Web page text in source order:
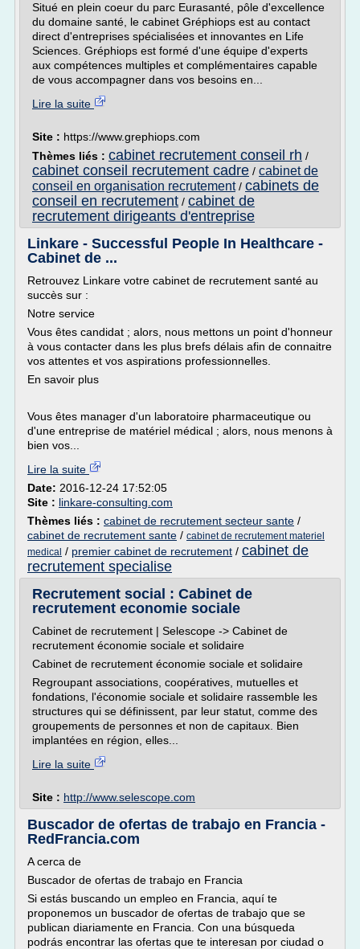
Situé en plein coeur du parc Eurasanté, pôle d'excellence
du domaine santé, le cabinet Gréphiops est au contact
direct d'entreprises spécialisées et innovantes en Life
Sciences. Gréphiops est formé d'une équipe d'experts
aux compétences multiples et complémentaires capable
de vous accompagner dans vos besoins en...
Lire la suite
Site : https://www.grephiops.com
Thèmes liés : cabinet recrutement conseil rh /
cabinet conseil recrutement cadre / cabinet de
conseil en organisation recrutement/ cabinets de
conseil en recrutement / cabinet de
recrutement dirigeants d'entreprise
Linkare - Successful People In Healthcare -
Cabinet de ...
Retrouvez Linkare votre cabinet de recrutement santé au
succès sur :
Notre service
Vous êtes candidat ; alors, nous mettons un point d'honneur
à vous contacter dans les plus brefs délais afin de connaitre
vos attentes et vos aspirations professionnelles.
En savoir plus
Vous êtes manager d'un laboratoire pharmaceutique ou
d'une entreprise de matériel médical ; alors, nous menons à
bien vos...
Lire la suite
Date: 2016-12-24 17:52:05
Site : linkare-consulting.com
Thèmes liés : cabinet de recrutement secteur sante /
cabinet de recrutement sante / cabinet de recrutement materiel
medical / premier cabinet de recrutement / cabinet de
recrutement specialise
Recrutement social : Cabinet de
recrutement economie sociale
Cabinet de recrutement | Selescope -> Cabinet de
recrutement économie sociale et solidaire
Cabinet de recrutement économie sociale et solidaire
Regroupant associations, coopératives, mutuelles et
fondations, l'économie sociale et solidaire rassemble les
structures qui se définissent, par leur statut, comme des
groupements de personnes et non de capitaux. Bien
implantées en région, elles...
Lire la suite
Site : http://www.selescope.com
Buscador de ofertas de trabajo en Francia -
RedFrancia.com
A cerca de
Buscador de ofertas de trabajo en Francia
Si estás buscando un empleo en Francia, aquí te
proponemos un buscador de ofertas de trabajo que se
publican diariamente en Francia. Con una búsqueda
podrás encontrar las ofertas que te interesan por ciudad o